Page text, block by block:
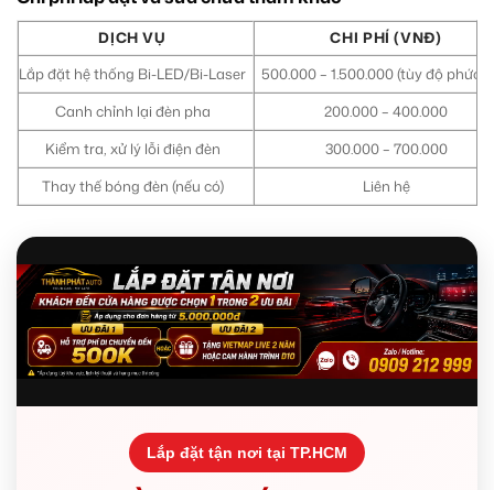
DỊCH VỤ
CHI PHÍ (VNĐ)
Lắp đặt hệ thống Bi-LED/Bi-Laser
500.000 – 1.500.000 (tùy độ phức
Canh chỉnh lại đèn pha
200.000 – 400.000
Kiểm tra, xử lý lỗi điện đèn
300.000 – 700.000
Thay thế bóng đèn (nếu có)
Liên hệ
Lắp đặt tận nơi tại TP.HCM